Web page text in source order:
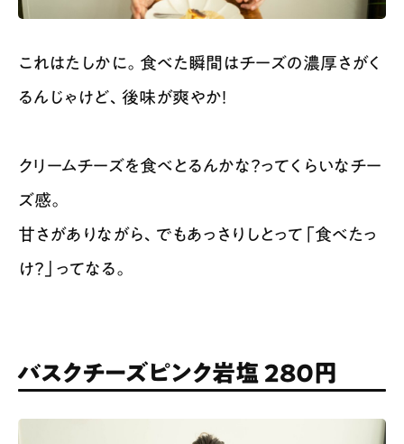
これはたしかに。食べた瞬間はチーズの濃厚さがく
るんじゃけど、後味が爽やか！
クリームチーズを食べとるんかな？ってくらいなチー
ズ感。
甘さがありながら、でもあっさりしとって「食べたっ
け？」ってなる。
バスクチーズピンク岩塩 280円